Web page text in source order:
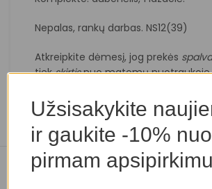
Nepalas, rankų darbas. NS12(39)
Atkreipkite dėmesį, jog prekės spalva
tiekskirtisnuo matomų nuotraukoje.
Užsisakykite
ir gaukite -10%
pirmam